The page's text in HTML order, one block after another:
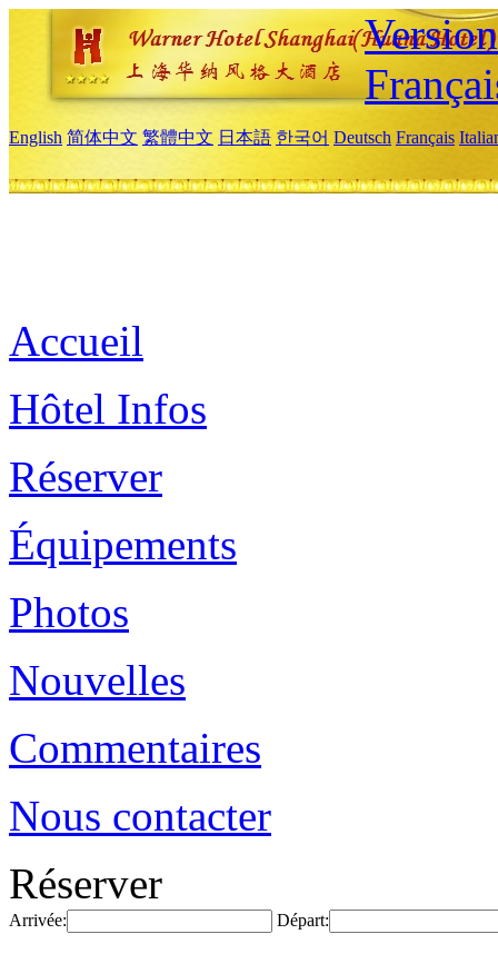
English 简体中文 繁體中文 日本語 한국어 Deutsch Français
Accueil
Hôtel Infos
Réserver
Équipements
Photos
Nouvelles
Commentaires
Nous contacter
Réserver
Arrivée: Départ: